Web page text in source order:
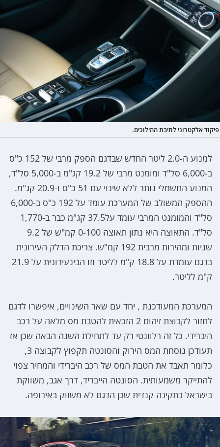
פיקוד אלקטרוני לתיבת ההילוכים.
למנוע ה-2.0 ליטר החדש שבדגם הספק מרבי של 152 כ"ס
ב-6,000 סל"ד ומומנט מרבי של 19.2 קג"מ ב-5,000 סל"ד,
המנוע החשמלי נותר ללא שינוי עם 51 כ"ס ו-20.9 קג"מ.
ההספק המשולב של המערכת עומד על 192 כ"ס ב-6,000
סל"ד והמומנט המרבי עומד על37.5 קג"מ כבר ב-1,770
סל"ד. התאוצה היא נתון תאוצה 0-100 קמ"ש של 9.2
שניות ומהירות מרבית 192 קמ"ש. צריכת הדלק העירונית
בדגם עומדת על 18.8 ק"מ לליטר וזו הבינעירונית על 21.9
ק"מ לליטר.
המערכת המעודכנת , יחד עם שאר השינויים, איפשרו לדגם
לחזור לקבוצת זיהום 2 הזכאית להטבת מס מלאה על רכב
היברידי. כל זה רלוונטי רק עד לתחילת השנה הבאה שכן אז
תעודכן נוסחת המס הירוק והסונטה תקפוץ לקבוצה 3,
כלומר תאבד את הטבת המס של רכב היברידי והמחיר צפוי
להתייקר משמעותית. הסונטה הייבריד, דרך אגב, משווקת
בישראל בתקינה קנדית שכן הדגם לא משווק באירופה.